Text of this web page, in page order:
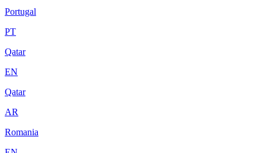
Portugal
PT
Qatar
EN
Qatar
AR
Romania